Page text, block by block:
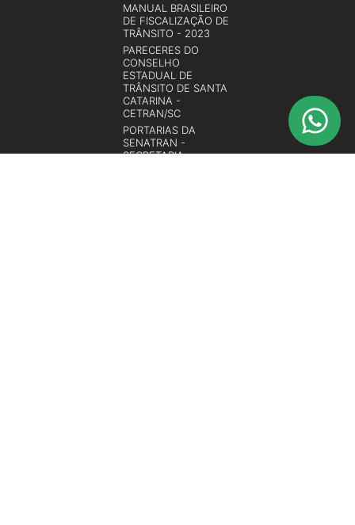
MANUAL BRASILEIRO
DE FISCALIZAÇÃO DE
TRÂNSITO - 2023
PARECERES DO
CONSELHO
ESTADUAL DE
TRÂNSITO DE SANTA
CATARINA -
CETRAN/SC
PORTARIAS DA
SENATRAN -
SECRETARIA